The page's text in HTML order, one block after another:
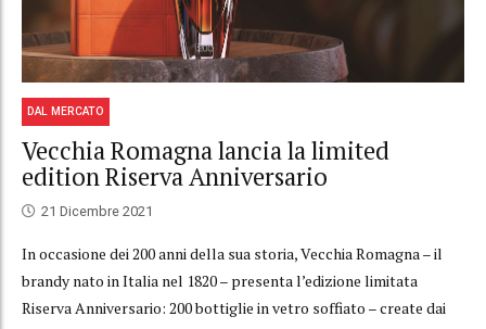
DAL MERCATO
Vecchia Romagna lancia la limited
edition Riserva Anniversario
21 Dicembre 2021
In occasione dei 200 anni della sua storia, Vecchia Romagna – il
brandy nato in Italia nel 1820 – presenta l’edizione limitata
Riserva Anniversario: 200 bottiglie in vetro soffiato – create dai